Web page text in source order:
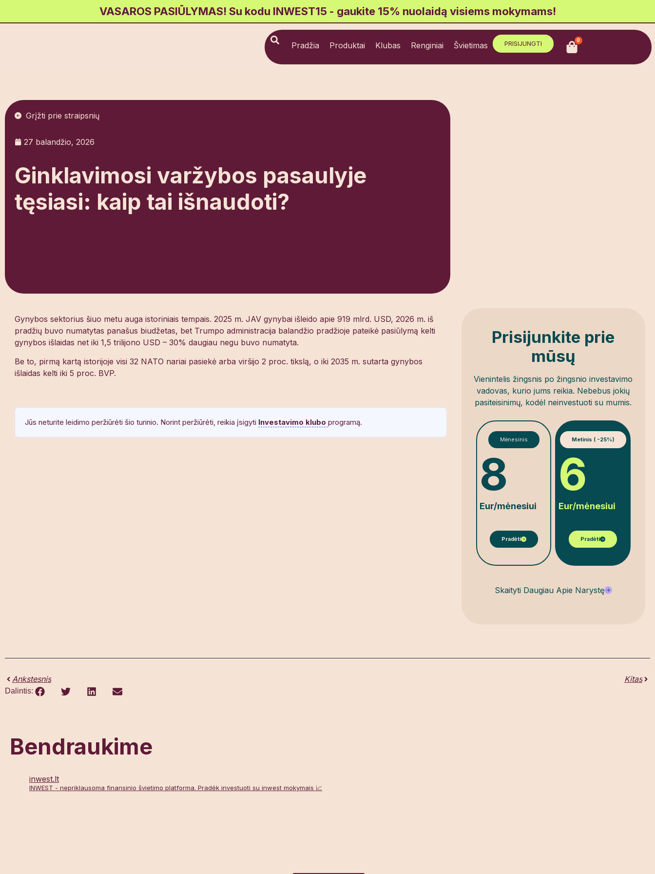
VASAROS PASIŪLYMAS! Su kodu INWEST15 - gaukite 15% nuolaidą visiems mokymams!
Pradžia Produktai Klubas Renginiai Švietimas PRISIJUNGTI 0
Grįžti prie straipsnių
27 balandžio, 2026
Ginklavimosi varžybos pasaulyje
tęsiasi: kaip tai išnaudoti?
Gynybos sektorius šiuo metu auga istoriniais tempais. 2025 m. JAV gynybai išleido apie 919 mlrd. USD, 2026 m. iš
pradžių buvo numatytas panašus biudžetas, bet Trumpo administracija balandžio pradžioje pateikė pasiūlymą kelti
gynybos išlaidas net iki 1,5 trilijono USD – 30% daugiau negu buvo numatyta.
Be to, pirmą kartą istorijoje visi 32 NATO nariai pasiekė arba viršijo 2 proc. tikslą, o iki 2035 m. sutarta gynybos
išlaidas kelti iki 5 proc. BVP.
Jūs neturite leidimo peržiūrėti šio turinio. Norint peržiūrėti, reikia įsigyti Investavimo klubo programą.
Prisijunkite prie
mūsų
Vienintelis žingsnis po žingsnio investavimo
vadovas, kurio jums reikia. Nebebus jokių
pasiteisinimų, kodėl neinvestuoti su mumis.
Mėnesinis
8
Eur/mėnesiui
Pradėti
Metinis ( -25%)
6
Eur/mėnesiui
Pradėti
Skaityti Daugiau Apie Narystę
Ankstesnis Kitas
Dalintis:
Bendraukime
inwest.lt
INWEST - nepriklausoma finansinio švietimo platforma. Pradėk investuoti su inwest mokymais 📈